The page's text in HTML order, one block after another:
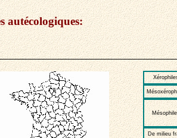
autécologiques:
De milieu